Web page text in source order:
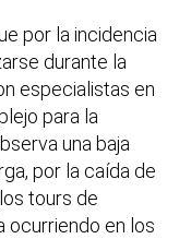
por la incidencia
durante la
especialistas en
para la
una baja
por la caída de
tours de
ocurriendo en los